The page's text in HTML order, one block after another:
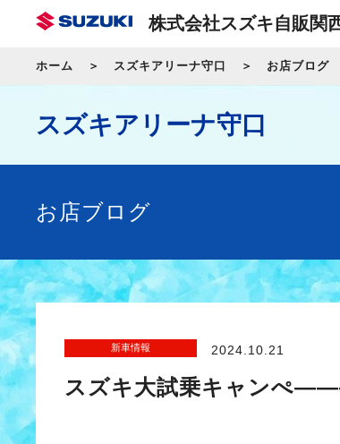
株式会社スズキ自販関
ホーム スズキアリーナ守口 お店ブログ
スズキアリーナ守口
お店ブログ
新車情報 2024.10.21
スズキ大試乗キャンぺ